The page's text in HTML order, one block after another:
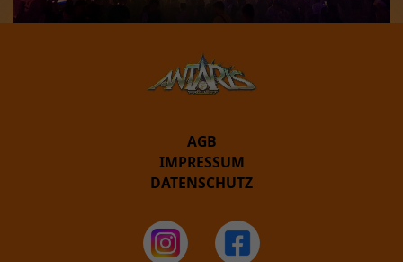
AGB
IMPRESSUM
DATENSCHUTZ